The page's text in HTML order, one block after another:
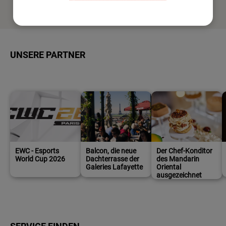
UNSERE PARTNER
EWC - Esports
World Cup 2026
Balcon, die neue
Dachterrasse der
Galeries Lafayette
Der Chef-Konditor
des Mandarin
Oriental
ausgezeichnet